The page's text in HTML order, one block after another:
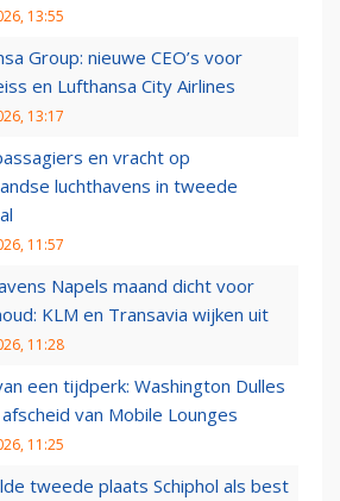
13:55
Group: nieuwe CEO’s voor
en Lufthansa City Airlines
13:17
en vracht op
luchthavens in tweede
11:57
Napels maand dicht voor
KLM en Transavia wijken uit
11:28
een tijdperk: Washington Dulles
van Mobile Lounges
11:25
tweede plaats Schiphol als best